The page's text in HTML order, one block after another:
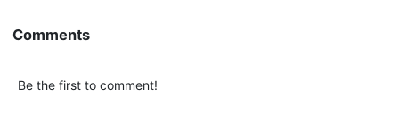
Comments
Be the first to comment!